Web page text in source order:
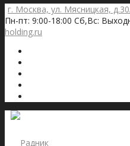
г. Москва, ул. Мясницкая,
Пн-пт: 9:00-18:00 Сб,Вс:
holding.ru